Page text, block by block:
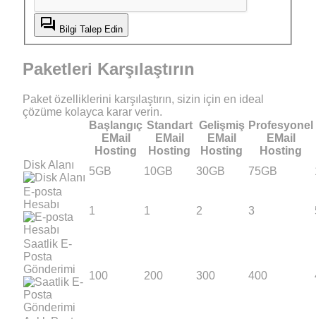
question_answer Bilgi Talep Edin
Paketleri Karşılaştırın
Paket özelliklerini karşılaştırın, sizin için en ideal
çözüme kolayca karar verin.
Başlangıç
EMail
Hosting
Standart
EMail
Hosting
Gelişmiş
EMail
Hosting
Profesyonel
EMail
Hosting
Disk Alanı
5GB 10GB 30GB 75GB
E-posta
Hesabı
1 1 2 3
Saatlik E-
Posta
Gönderimi
100 200 300 400